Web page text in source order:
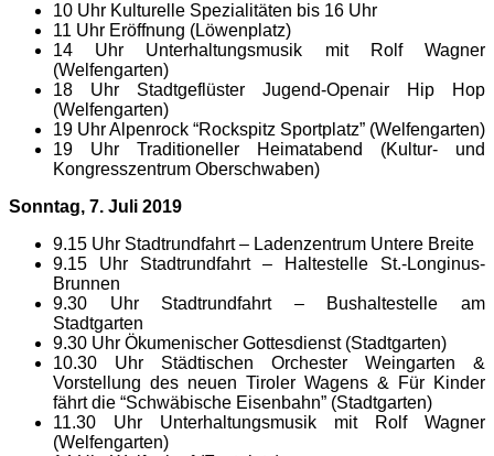
10 Uhr Kulturelle Spezialitäten bis 16 Uhr
11 Uhr Eröffnung (Löwenplatz)
14 Uhr Unterhaltungsmusik mit Rolf Wagner
(Welfengarten)
18 Uhr Stadtgeflüster Jugend-Openair Hip Hop
(Welfengarten)
19 Uhr Alpenrock “Rockspitz Sportplatz” (Welfengarten)
19 Uhr Traditioneller Heimatabend (Kultur- und
Kongresszentrum Oberschwaben)
Sonntag, 7. Juli 2019
9.15 Uhr Stadtrundfahrt – Ladenzentrum Untere Breite
9.15 Uhr Stadtrundfahrt – Haltestelle St.-Longinus-
Brunnen
9.30 Uhr Stadtrundfahrt – Bushaltestelle am
Stadtgarten
9.30 Uhr Ökumenischer Gottesdienst (Stadtgarten)
10.30 Uhr Städtischen Orchester Weingarten &
Vorstellung des neuen Tiroler Wagens & Für Kinder
fährt die “Schwäbische Eisenbahn” (Stadtgarten)
11.30 Uhr Unterhaltungsmusik mit Rolf Wagner
(Welfengarten)